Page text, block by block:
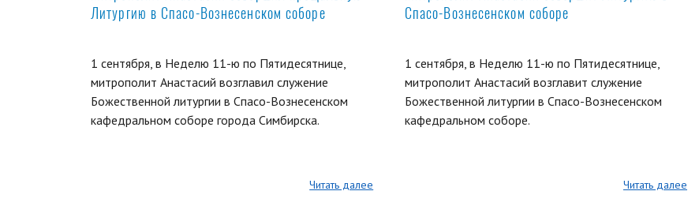
Литургию в Спасо-Вознесенском соборе
1 сентября, в Неделю 11-ю по Пятидесятнице,
митрополит Анастасий возглавил служение
Божественной литургии в Спасо-Вознесенском
кафедральном соборе города Симбирска.
Читать далее
Спасо-Вознесенском соборе
1 сентября, в Неделю 11-ю по Пятидесятнице,
митрополит Анастасий возглавит служение
Божественной литургии в Спасо-Вознесенском
кафедральном соборе.
Читать далее